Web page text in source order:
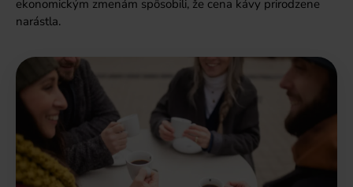
ekonomickým zmenám spôsobili, že cena kávy prirodzene
narástla.